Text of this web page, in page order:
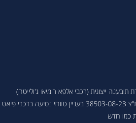
ייצוגית (רכבי אלפא רומיאו ג'ולייטה)
כמו חדש